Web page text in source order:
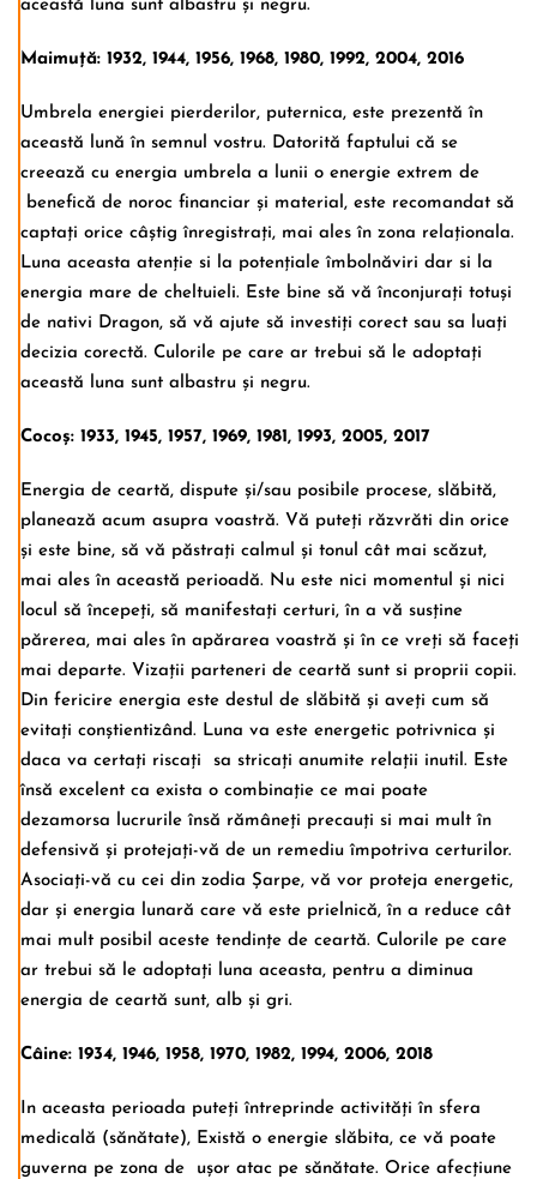
această luna sunt albastru și negru.
Maimuță: 1932, 1944, 1956, 1968, 1980, 1992, 2004, 2016
Umbrela energiei pierderilor, puternica, este prezentă în
această lună în semnul vostru. Datorită faptului că se
creează cu energia umbrela a lunii o energie extrem de
benefică de noroc financiar și material, este recomandat să
captați orice câștig înregistrați, mai ales în zona relaționala.
Luna aceasta atenție si la potențiale îmbolnăviri dar si la
energia mare de cheltuieli. Este bine să vă înconjurați totuși
de nativi Dragon, să vă ajute să investiți corect sau sa luați
decizia corectă. Culorile pe care ar trebui să le adoptați
această luna sunt albastru și negru.
Cocoș: 1933, 1945, 1957, 1969, 1981, 1993, 2005, 2017
Energia de ceartă, dispute și/sau posibile procese, slăbită,
planează acum asupra voastră. Vă puteți răzvrăti din orice
și este bine, să vă păstrați calmul și tonul cât mai scăzut,
mai ales în această perioadă. Nu este nici momentul și nici
locul să începeți, să manifestați certuri, în a vă susține
părerea, mai ales în apărarea voastră și în ce vreți să faceți
mai departe. Vizații parteneri de ceartă sunt si proprii copii.
Din fericire energia este destul de slăbită și aveți cum să
evitați conștientizând. Luna va este energetic potrivnica și
daca va certați riscați sa stricați anumite relații inutil. Este
însă excelent ca exista o combinație ce mai poate
dezamorsa lucrurile însă rămâneți precauți si mai mult în
defensivă și protejați-vă de un remediu împotriva certurilor.
Asociați-vă cu cei din zodia Șarpe, vă vor proteja energetic,
dar și energia lunară care vă este prielnică, în a reduce cât
mai mult posibil aceste tendințe de ceartă. Culorile pe care
ar trebui să le adoptați luna aceasta, pentru a diminua
energia de ceartă sunt, alb și gri.
Câine: 1934, 1946, 1958, 1970, 1982, 1994, 2006, 2018
In aceasta perioada puteți întreprinde activități în sfera
medicală (sănătate), Există o energie slăbita, ce vă poate
guverna pe zona de ușor atac pe sănătate. Orice afecțiune